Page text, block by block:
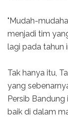
"Mudah-
menjadi tim
lagi pada tahun
Tak hanya itu,
yang
Persib
baik di dalam